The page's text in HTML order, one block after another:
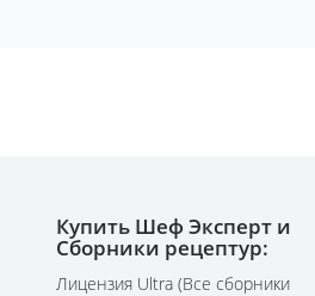
Купить Шеф Эксперт и
Сборники рецептур:
Лицензия Ultra (Все сборники